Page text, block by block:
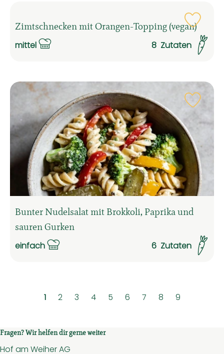
Zimtschnecken mit Orangen-Topping (vegan)
Schwierigkeit:
mittel 8 Zutaten
Bunter Nudelsalat mit Brokkoli, Paprika und
sauren Gurken
Schwierigkeit:
einfach 6 Zutaten
1 2 3 4 5 6 7 8 9
Fragen? Wir helfen dir gerne weiter
Hof am Weiher AG